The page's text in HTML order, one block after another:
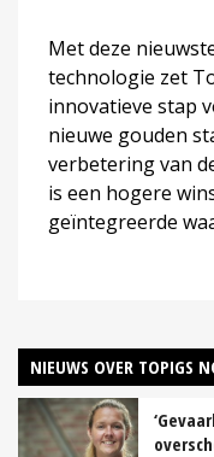
Met deze
technologie zet
innovatieve stap
nieuwe gouden
verbetering van
is een hogere
geïntegreerde
NIEUWS OVER TOPIGS